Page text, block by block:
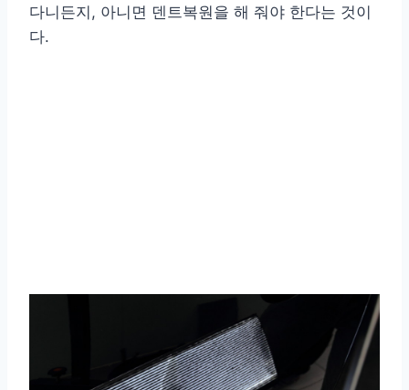
다니든지, 아니면 덴트복원을 해 줘야 한다는 것이
다.